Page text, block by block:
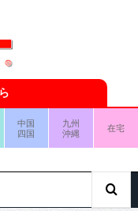
中国
四国
九州
沖縄
在宅